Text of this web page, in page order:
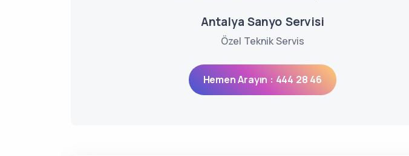
Antalya Sanyo Servisi
Özel Teknik Servis
Hemen Arayın : 444 28 46